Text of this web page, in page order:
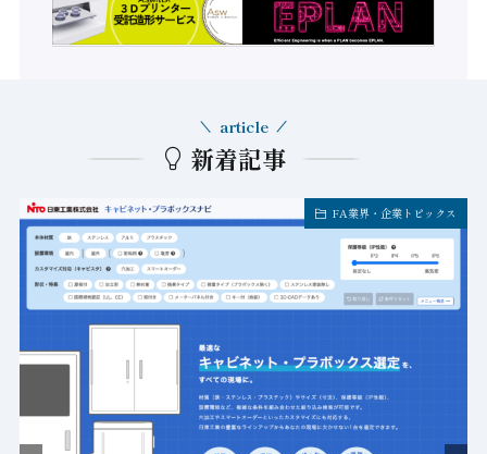
新着記事
article
FA業界・企業トピックス